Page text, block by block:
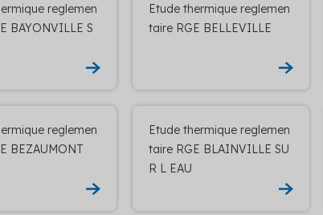
reglemen
BAYONVILLE S
Etude thermique reglemen
taire RGE BELLEVILLE
reglemen
BEZAUMONT
Etude thermique reglemen
taire RGE BLAINVILLE SU
R L EAU